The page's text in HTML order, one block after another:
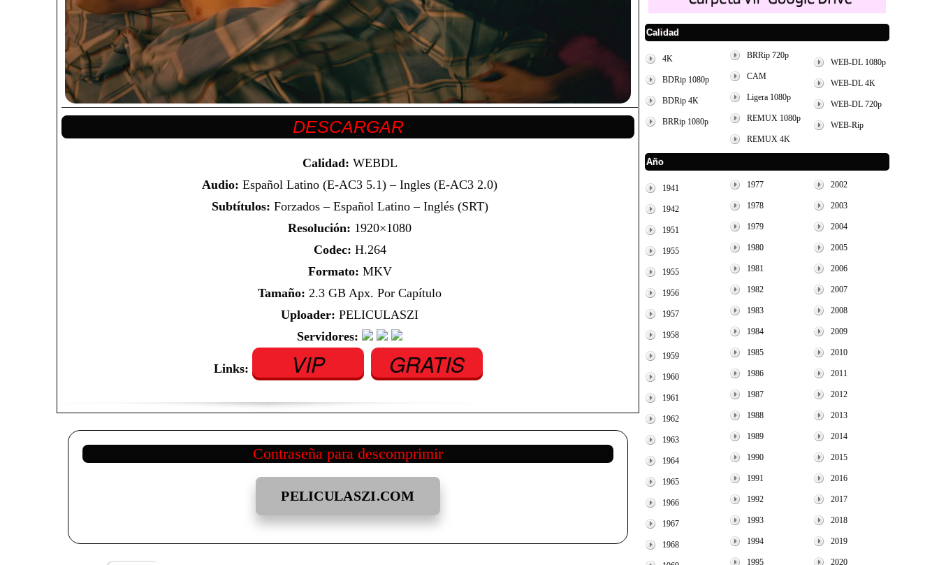
Calidad: WEBDL
Audio: Español Latino (E-AC3 5.1) – Ingles (E-AC3 2.0)
Subtítulos: Forzados – Español Latino – Inglés (SRT)
Resolución: 1920×1080
Codec: H.264
Formato: MKV
Tamaño: 2.3 GB Apx. Por Capítulo
Uploader: PELICULASZI
Servidores:
Links: VIP GRATIS
Contraseña para descomprimir
PELICULASZI.COM
Calidad
4K
BDRip 1080p
BDRip 4K
BRRip 1080p
BRRip 720p
CAM
Ligera 1080p
REMUX 1080p
REMUX 4K
WEB-DL 1080p
WEB-DL 4K
WEB-DL 720p
WEB-Rip
Año
1941
1942
1951
1955
1955
1956
1957
1958
1959
1960
1961
1962
1963
1964
1965
1966
1967
1968
1977
1978
1979
1980
1981
1982
1983
1984
1985
1986
1987
1988
1989
1990
1991
1992
1993
1994
1995
2002
2003
2004
2005
2006
2007
2008
2009
2010
2011
2012
2013
2014
2015
2016
2017
2018
2019
2020